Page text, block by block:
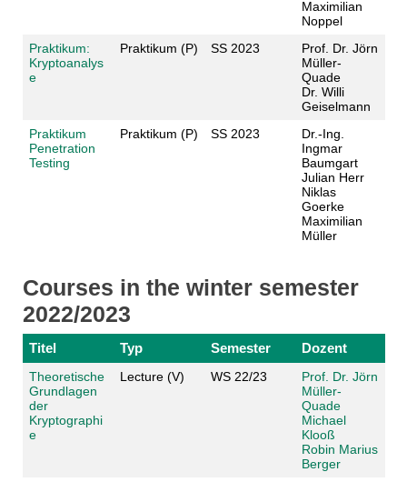
Maximilian
Noppel
Praktikum:
Kryptoanalys
e
Praktikum (P) SS 2023
Prof. Dr. Jörn
Müller-
Quade
Dr. Willi
Geiselmann
Praktikum
Penetration
Testing
Praktikum (P) SS 2023
Dr.-Ing.
Ingmar
Baumgart
Julian Herr
Niklas
Goerke
Maximilian
Müller
Courses in the winter semester
2022/2023
Titel Typ Semester Dozent
Theoretische
Grundlagen
der
Kryptographi
e
Lecture (V) WS 22/23
Prof. Dr. Jörn
Müller-
Quade
Michael
Klooß
Robin Marius
Berger